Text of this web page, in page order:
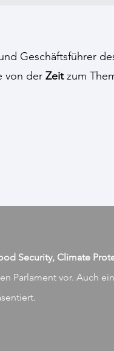
Geschäftsführer
von derZeitzum
Security, Climate
Parlament vor. Auch